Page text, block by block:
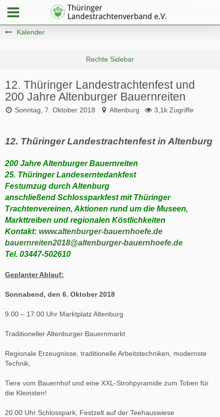
Kalender
12. Thüringer Landestrachtenfest und
200 Jahre Altenburger Bauernreiten
Sonntag, 7. Oktober 2018 Altenburg 3,1k Zugriffe
12. Thüringer Landestrachtenfest in Altenburg
200 Jahre Altenburger Bauernreiten
25. Thüringer Landeserntedankfest
Festumzug durch Altenburg
anschließend Schlossparkfest mit Thüringer
Trachtenvereinen, Aktionen rund um die Museen,
Markttreiben und regionalen Köstlichkeiten
Kontakt: www.altenburger-bauernhoefe.de
bauernreiten2018@altenburger-bauernhoefe.de
Tel. 03447-502610
Geplanter Ablauf:
Sonnabend, den 6. Oktober 2018
9.00 – 17.00 Uhr Marktplatz Altenburg
Traditioneller Altenburger Bauernmarkt
Regionale Erzeugnisse, traditionelle Arbeitstechniken, modernste
Technik,
Tiere vom Bauernhof und eine XXL-Strohpyramide zum Toben für
die Kleinsten!
20.00 Uhr Schlosspark, Festzelt auf der Teehauswiese